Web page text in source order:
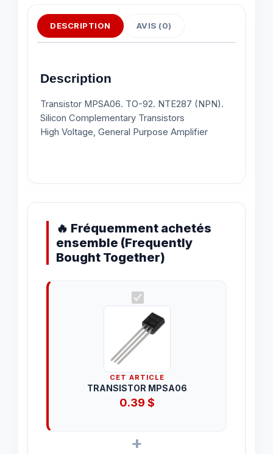
DESCRIPTION AVIS (0)
Description
Transistor MPSA06. TO-92. NTE287 (NPN).
Silicon Complementary Transistors
High Voltage, General Purpose Amplifier
🔥 Fréquemment achetés
ensemble (Frequently
Bought Together)
CET ARTICLE
TRANSISTOR MPSA06
0.39$
+